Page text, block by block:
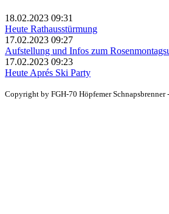
18.02.2023 09:31
Heute Rathausstürmung
17.02.2023 09:27
Aufstellung und Infos zum
17.02.2023 09:23
Heute Aprés Ski Party
Copyright by FGH-70 Höpfemer